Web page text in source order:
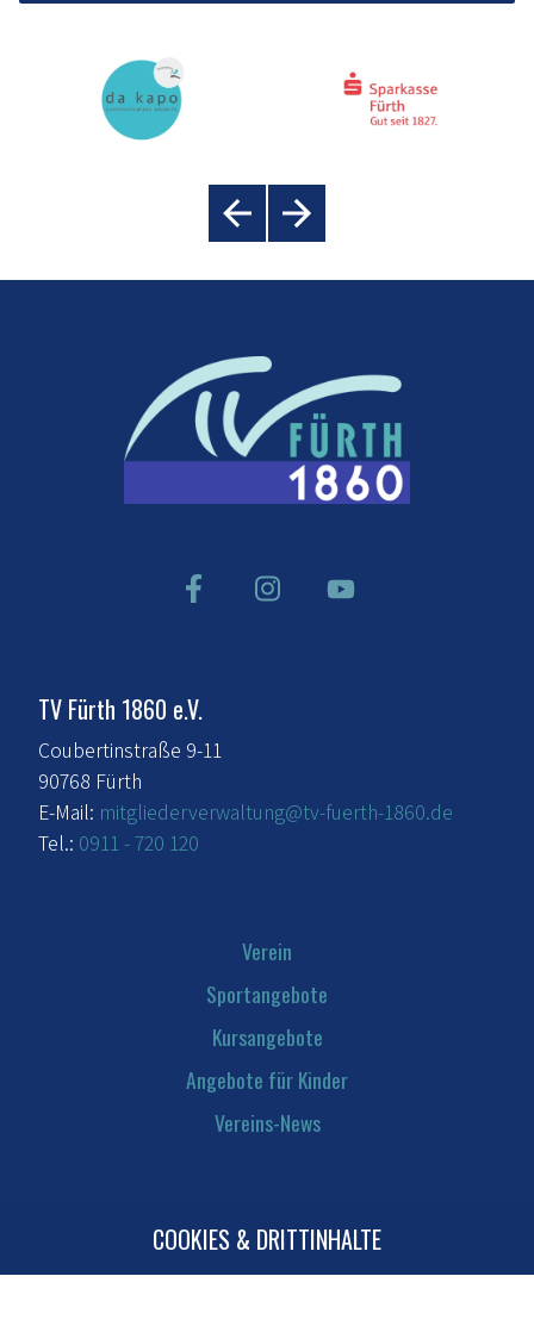
TV Fürth 1860 e.V.
Coubertinstraße 9-11
90768 Fürth
E-Mail: mitgliederverwaltung@tv-fuerth-1860.de
Tel.: 0911 - 720 120
Verein
Sportangebote
Kursangebote
Angebote für Kinder
Vereins-News
Kontakt
Mitglied werden
COOKIES & DRITTINHALTE